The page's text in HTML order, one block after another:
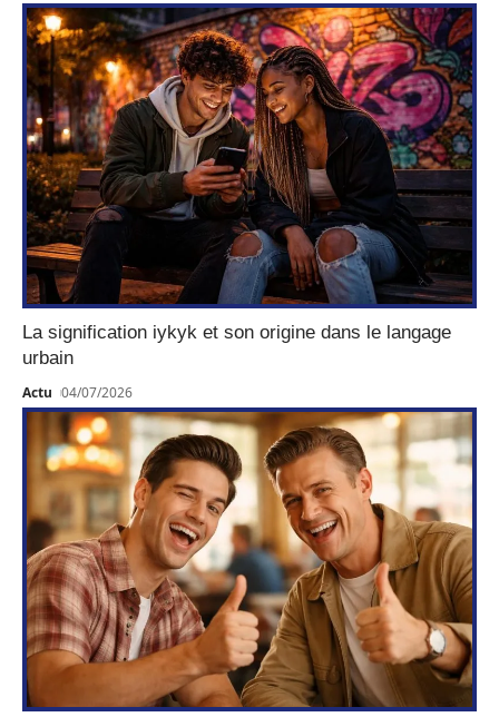
La signification iykyk et son origine dans le langage
urbain
Actu 04/07/2026